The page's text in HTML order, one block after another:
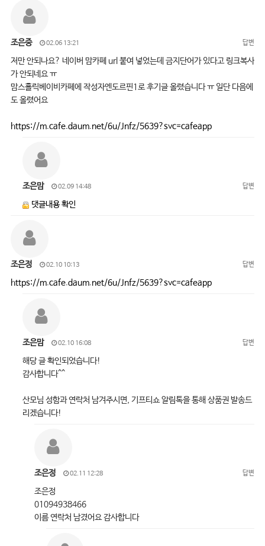
조은중 02.06 13:21 답변
저만 안되나요? 네이버 맘카페 url 붙여 넣었는데 금지단어가 있다고 링크복사
가 안되네요 ㅠ
맘스홀릭베이비카페에 작성자엔도르핀1로 후기글 올렸습니다 ㅠ 일단 다음에
도 올렸어요
https://m.cafe.daum.net/6u/Jnfz/5639?svc=cafeapp
조은맘 02.09 14:48 답변
댓글내용 확인
조은정 02.10 10:13 답변
https://m.cafe.daum.net/6u/Jnfz/5639?svc=cafeapp
조은맘 02.10 16:08 답변
해당 글 확인되었습니다!
감사합니다^^
산모님 성함과 연락처 남겨주시면, 기프티쇼 알림톡을 통해 상품권 발송드
리겠습니다!
조은정 02.11 12:28 답변
조은정
01094938466
이름 연락처 남겼어요 감사합니다